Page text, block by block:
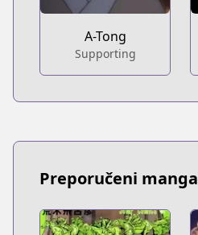
A-Tong
Supporting
Preporučeni manga